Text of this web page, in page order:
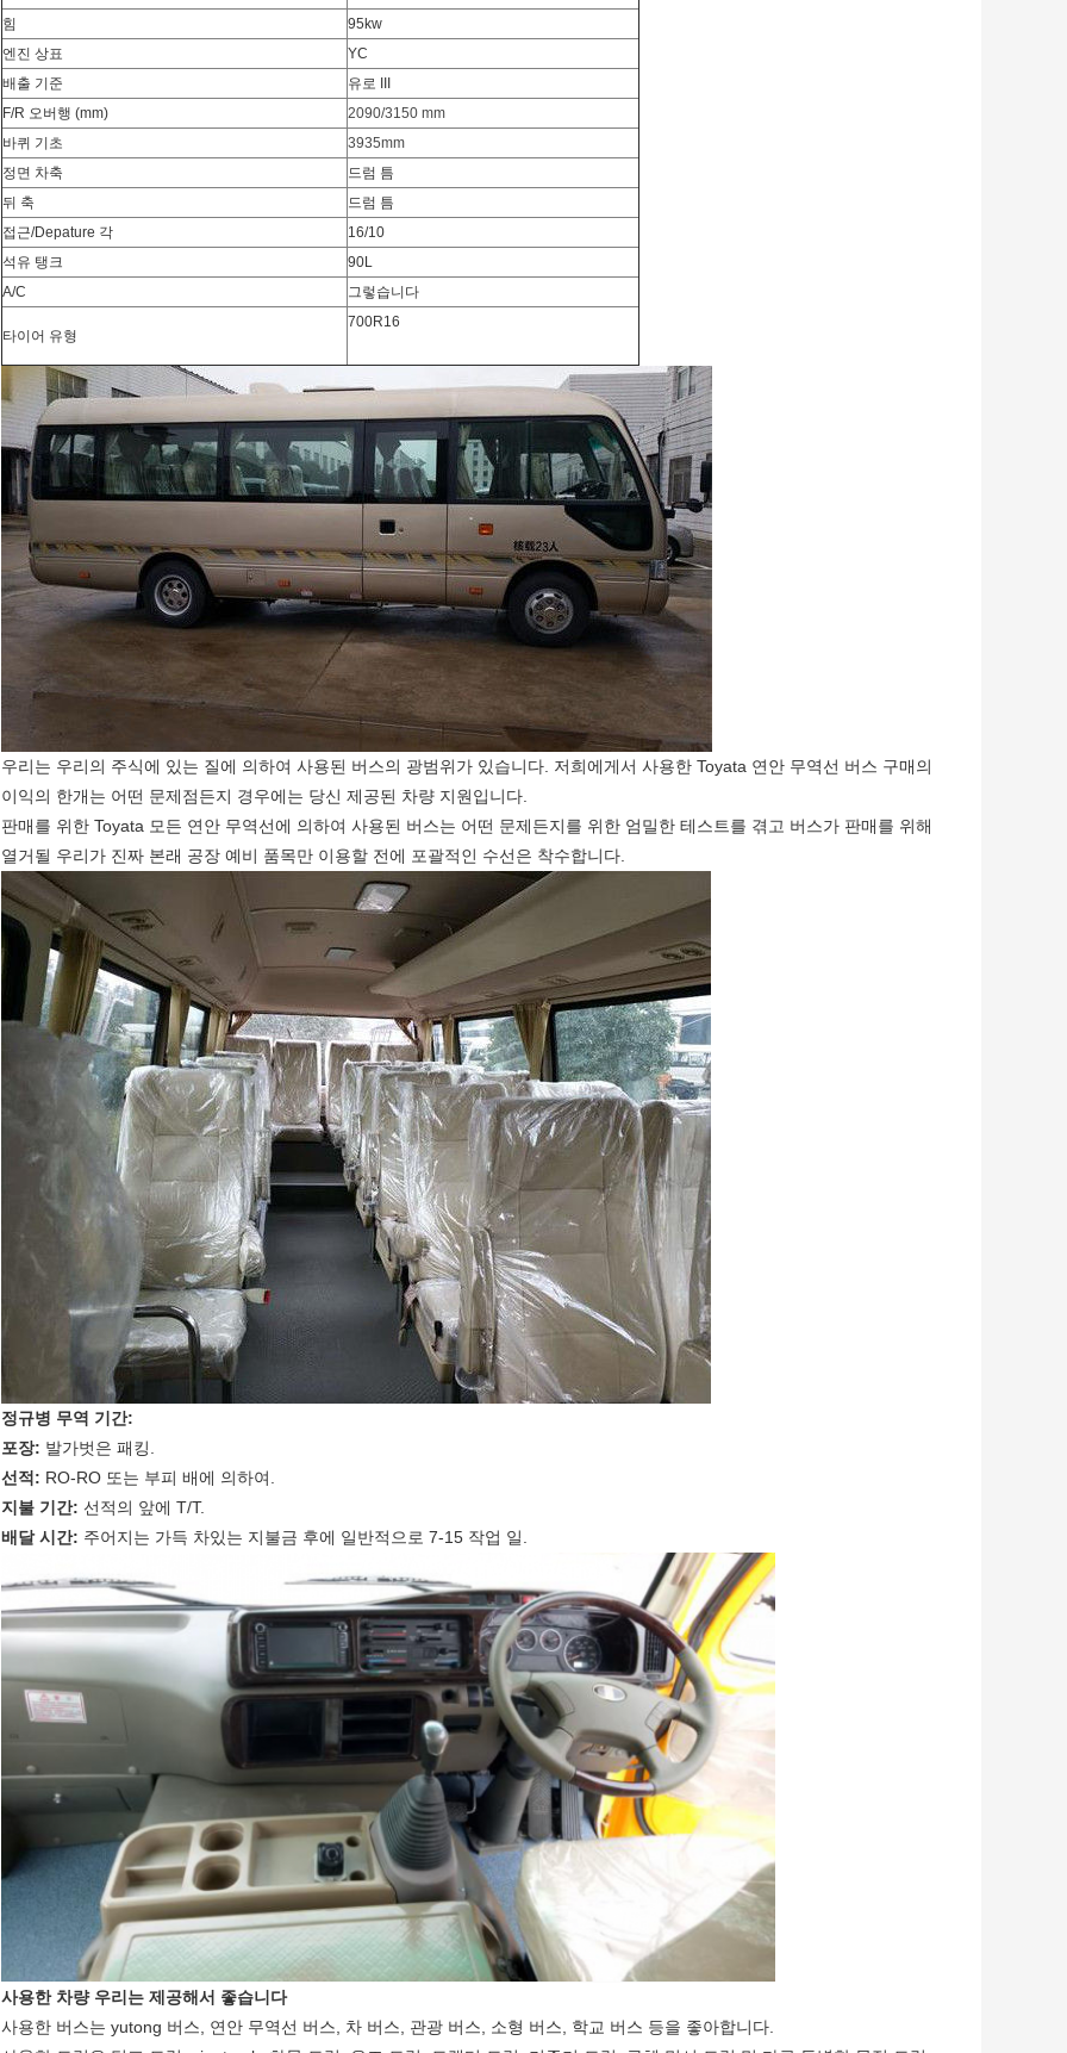
힘
95kw
엔진 상표
YC
배출 기준
유로 III
F/R 오버행 (mm)
2090/3150 mm
바퀴 기초
3935mm
정면 차축
드럼 틈
뒤 축
드럼 틈
접근/Depature 각
16/10
석유 탱크
90L
A/C
그렇습니다
타이어 유형
700R16
우리는 우리의 주식에 있는 질에 의하여 사용된 버스의 광범위가 있습니다. 저희에게서 사용한 Toyata 연안 무역선 버스 구매의
이익의 한개는 어떤 문제점든지 경우에는 당신 제공된 차량 지원입니다.
판매를 위한 Toyata 모든 연안 무역선에 의하여 사용된 버스는 어떤 문제든지를 위한 엄밀한 테스트를 겪고 버스가 판매를 위해
열거될 우리가 진짜 본래 공장 예비 품목만 이용할 전에 포괄적인 수선은 착수합니다.
정규병 무역 기간:
포장: 발가벗은 패킹.
선적: RO-RO 또는 부피 배에 의하여.
지불 기간: 선적의 앞에 T/T.
배달 시간: 주어지는 가득 차있는 지불금 후에 일반적으로 7-15 작업 일.
사용한 차량 우리는 제공해서 좋습니다
사용한 버스는 yutong 버스, 연안 무역선 버스, 차 버스, 관광 버스, 소형 버스, 학교 버스 등을 좋아합니다.